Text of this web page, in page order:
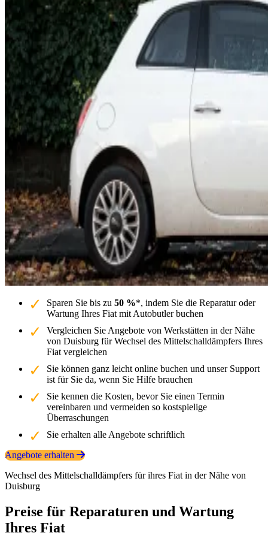
Sparen Sie bis zu 50 %*, indem Sie die Reparatur oder
Wartung Ihres Fiat mit Autobutler buchen
Vergleichen Sie Angebote von Werkstätten in der Nähe
von Duisburg für Wechsel des Mittelschalldämpfers Ihres
Fiat vergleichen
Sie können ganz leicht online buchen und unser Support
ist für Sie da, wenn Sie Hilfe brauchen
Sie kennen die Kosten, bevor Sie einen Termin
vereinbaren und vermeiden so kostspielige
Überraschungen
Sie erhalten alle Angebote schriftlich
Angebote erhalten
Wechsel des Mittelschalldämpfers für ihres Fiat in der Nähe von
Duisburg
Preise für Reparaturen und Wartung
Ihres Fiat